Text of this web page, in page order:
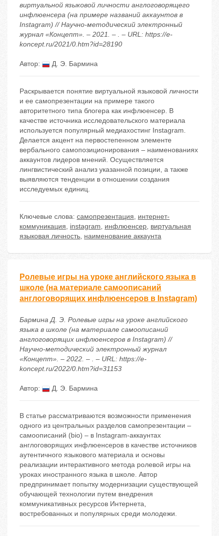
виртуальной языковой личности англоговорящего
инфлюенсера (на примере названий аккаунтов в
Instagram) // Научно-методический электронный
журнал «Концепт». – 2021. – . – URL: https://e-
koncept.ru/2021/0.htm?id=28190
Автор: Д. Э. Бармина
Раскрывается понятие виртуальной языковой личности
и ее самопрезентации на примере такого
авторитетного типа блогера как инфлюенсер. В
качестве источника исследовательского материала
используется популярный медиахостинг Instagram.
Делается акцент на первостепенном элементе
вербального самопозиционирования – наименованиях
аккаунтов лидеров мнений. Осуществляется
лингвистический анализ указанной позиции, а также
выявляются тенденции в отношении создания
исследуемых единиц.
Ключевые слова: самопрезентация, интернет-
коммуникация, instagram, инфлюенсер, виртуальная
языковая личность, наименование аккаунта
Ролевые игры на уроке английского языка в
школе (на материале самоописаний
англоговорящих инфлюенсеров в Instagram)
Бармина Д. Э. Ролевые игры на уроке английского
языка в школе (на материале самоописаний
англоговорящих инфлюенсеров в Instagram) //
Научно-методический электронный журнал
«Концепт». – 2022. – . – URL: https://e-
koncept.ru/2022/0.htm?id=31153
Автор: Д. Э. Бармина
В статье рассматриваются возможности применения
одного из центральных разделов самопрезентации –
самоописаний (bio) – в Instagram-аккаунтах
англоговорящих инфлюенсеров в качестве источников
аутентичного языкового материала и основы
реализации интерактивного метода ролевой игры на
уроках иностранного языка в школе. Автор
предпринимает попытку модернизации существующей
обучающей технологии путем внедрения
коммуникативных ресурсов Интернета,
востребованных и популярных среди молодежи.